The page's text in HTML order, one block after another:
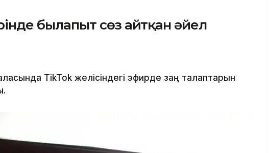
былапыт сөз айтқан әйел
TikTok желісіндегі эфирде заң талаптарын